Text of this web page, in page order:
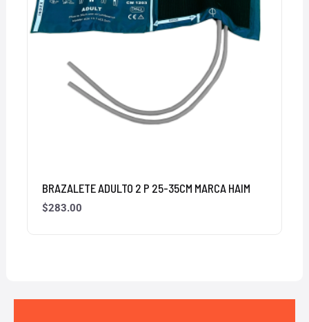
BRAZALETE ADULTO 2 P 25-35CM MARCA HAIM
$283.00